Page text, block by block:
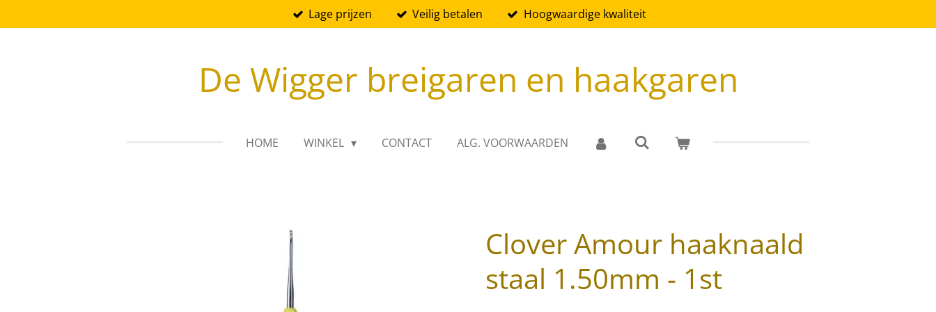
direct
Lage prijzen Veilig betalen Hoogwaardige kwaliteit
De Wigger breigaren en haakgaren
HOME WINKEL CONTACT ALG. VOORWAARDEN
Clover Amour haaknaald
staal 1.50mm - 1st